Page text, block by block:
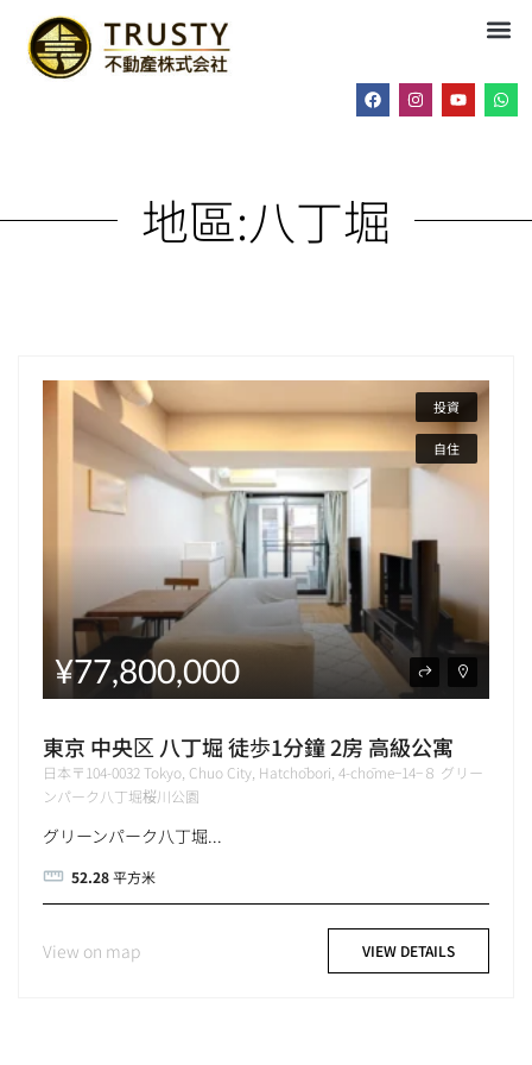
地區:八丁堀
投資
自住
¥77,800,000
東京 中央区 八丁堀 徒歩1分鐘 2房 高級公寓
日本〒104-0032 Tokyo, Chuo City, Hatchōbori, 4-chōme−14−８ グリー
ンパーク八丁堀桜川公園
グリーンパーク八丁堀...
52.28平方米
View on map VIEW DETAILS